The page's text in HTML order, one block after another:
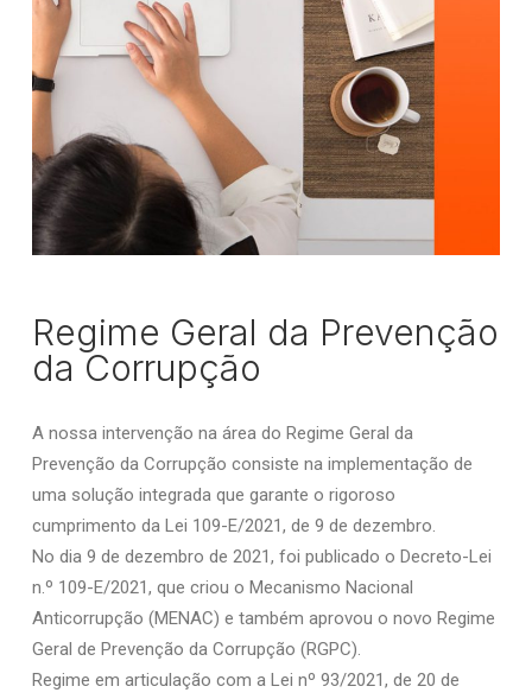
Regime Geral da Prevenção
da Corrupção
A nossa intervenção na área do Regime Geral da
Prevenção da Corrupção consiste na implementação de
uma solução integrada que garante o rigoroso
cumprimento da Lei 109-E/2021, de 9 de dezembro.
No dia 9 de dezembro de 2021, foi publicado o Decreto-Lei
n.º 109-E/2021, que criou o Mecanismo Nacional
Anticorrupção (MENAC) e também aprovou o novo Regime
Geral de Prevenção da Corrupção (RGPC).
Regime em articulação com a Lei nº 93/2021, de 20 de